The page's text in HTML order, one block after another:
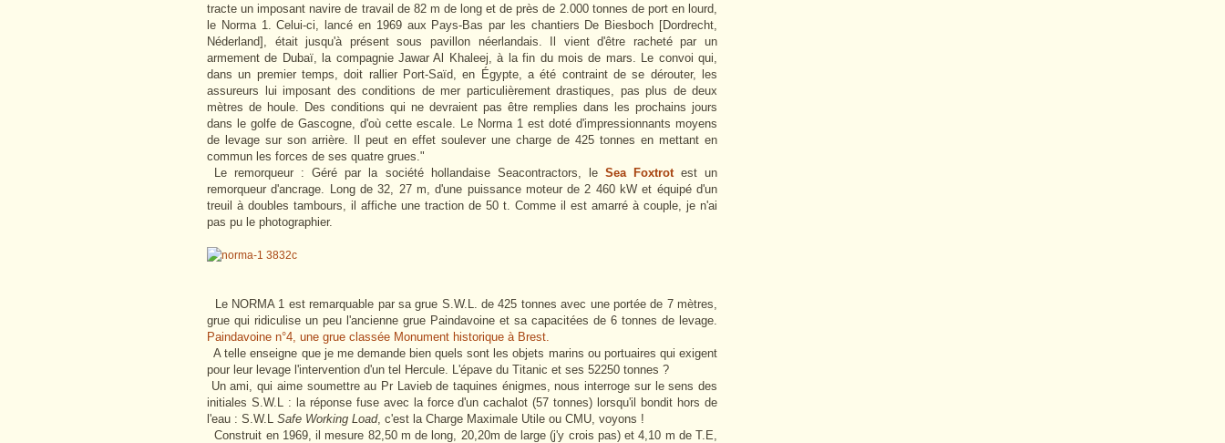
tracte un imposant navire de travail de 82 m de long et de près de 2.000 tonnes de port en lourd,
le Norma 1. Celui-ci, lancé en 1969 aux Pays-Bas par les chantiers De Biesboch [Dordrecht,
Néderland], était jusqu'à présent sous pavillon néerlandais. Il vient d'être racheté par un
armement de Dubaï, la compagnie Jawar Al Khaleej, à la fin du mois de mars. Le convoi qui,
dans un premier temps, doit rallier Port-Saïd, en Égypte, a été contraint de se dérouter, les
assureurs lui imposant des conditions de mer particulièrement drastiques, pas plus de deux
mètres de houle. Des conditions qui ne devraient pas être remplies dans les prochains jours
dans le golfe de Gascogne, d'où cette escale. Le Norma 1 est doté d'impressionnants moyens
de levage sur son arrière. Il peut en effet soulever une charge de 425 tonnes en mettant en
commun les forces de ses quatre grues."
Le remorqueur :Géré par la société hollandaise Seacontractors, le Sea Foxtrotest un
remorqueur d'ancrage. Long de 32, 27 m, d'une puissance moteur de 2 460 kW et équipé d'un
treuil à doubles tambours, il affiche une traction de 50 t. Comme il est amarré à couple, je n'ai
pas pu le photographier.
Le NORMA 1 est remarquable par sa grue S.W.L. de 425 tonnes avec une portée de 7 mètres,
grue qui ridiculise un peu l'ancienne grue Paindavoine et sa capacitées de 6 tonnes de levage.
Paindavoine n°4, une grue classée Monument historique à Brest.
A telle enseigne que je me demande bien quels sont les objets marins ou portuaires qui exigent
pour leur levage l'intervention d'un tel Hercule. L'épave du Titanic et ses 52250 tonnes ?
Un ami, qui aime soumettre au Pr Lavieb de taquines énigmes, nous interroge sur le sens des
initiales S.W.L : la réponse fuse avec la force d'un cachalot (57 tonnes) lorsqu'il bondit hors de
l'eau : S.W.L Safe Working Load, c'est la Charge Maximale Utile ou CMU, voyons !
Construit en 1969, il mesure 82,50 m de long, 20,20m de large (j'y crois pas) et 4,10 m de T.E,